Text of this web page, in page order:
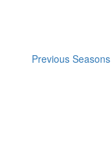
Previous Seasons